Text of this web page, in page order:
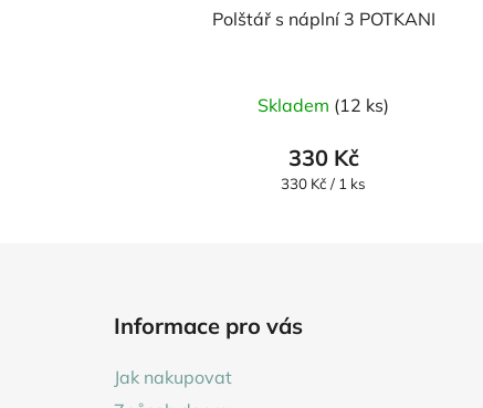
Polštář s náplní 3 POTKANI
hodnocení
produktu
je
Skladem (12 ks)
330 Kč
Měrná
330 Kč / 1 ks
Informace pro vás
Jak nakupovat